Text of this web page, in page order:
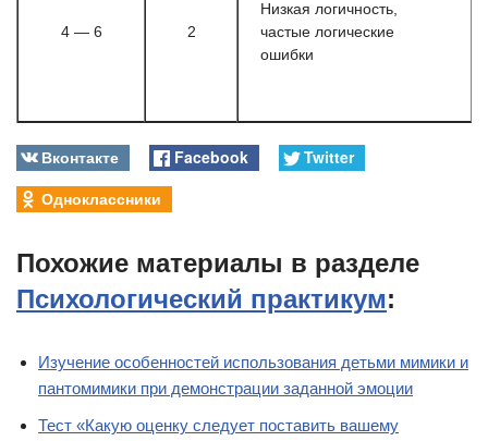
4 — 6 2
Низкая логичность,
частые логические
ошибки
Вконтакте Facebook
Twitter
Одноклассники
Похожие материалы в разделе
Психологический практикум:
Изучение особенностей использования детьми мимики и
пантомимики при демонстрации заданной эмоции
Тест «Какую оценку следует поставить вашему